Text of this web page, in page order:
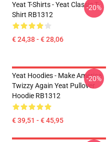
Yeat T-Shirts - Yeat Classic T-
Shirt RB1312
€ 24,38 - € 28,06
-20%
Yeat Hoodies - Make America
Twizzy Again Yeat Pullover
Hoodie RB1312
€ 39,51 - € 45,95
-20%